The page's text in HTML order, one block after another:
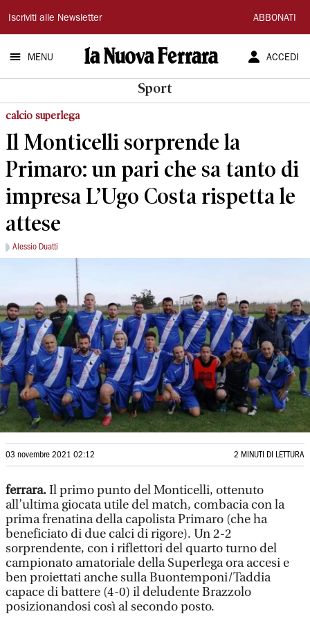
La
Nuova
Ferrara
Iscriviti alle Newsletter ABBONATI
MENU ACCEDI
Sport
calcio superlega
Il Monticelli sorprende la
Primaro: un pari che sa tanto di
impresa L’Ugo Costa rispetta le
attese
Alessio Duatti
03 novembre 2021 02:12 2 MINUTI DI LETTURA
ferrara.Il primo punto del Monticelli, ottenuto
all’ultima giocata utile del match, combacia con la
prima frenatina della capolista Primaro (che ha
beneficiato di due calci di rigore). Un 2-2
sorprendente, con i riflettori del quarto turno del
campionato amatoriale della Superlega ora accesi e
ben proiettati anche sulla Buontemponi/Taddia
capace di battere (4-0) il deludente Brazzolo
posizionandosi così al secondo posto.